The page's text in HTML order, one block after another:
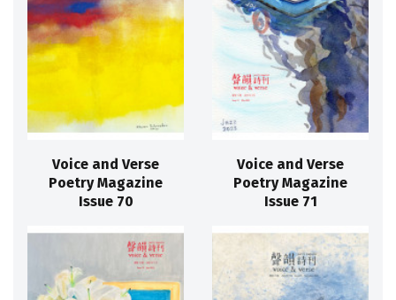
Voice and Verse
Poetry Magazine
Issue 70
Voice and Verse
Poetry Magazine
Issue 71